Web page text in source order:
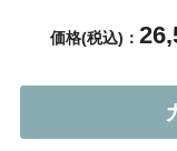
価格(税込)：